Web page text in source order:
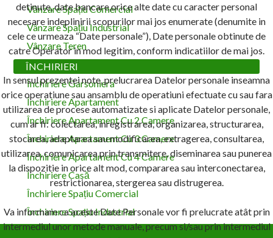
detinute, date bancare,orice alte date cu caracter personal
necesare indeplinirii scopurilor mai jos enumerate (denumite in
cele ce urmeaza “Date personale”), Date personale obtinute de
catre Operator in mod legitim, conform indicatiilor de mai jos.
In sensul prezentei note, prelucrarea Datelor personale inseamna
orice operatiune sau ansamblu de operatiuni efectuate cu sau fara
utilizarea de procese automatizate si aplicate Datelor personale,
cum ar fi: colectarea, inregistrarea, organizarea, structurarea,
stocarea, adaptarea sau modificarea, extragerea, consultarea,
utilizarea, comunicarea prin transmitere, diseminarea sau punerea
la dispozitie in orice alt mod, compararea sau interconectarea,
restrictionarea, stergerea sau distrugerea.
Va informam ca aceste Date Personale vor fi prelucrate atât prin
intermediul unor metode manuale, precum si/sau prin intermediul
Vânzare Spațiu Comercial
Vânzare Spațiu Industrial
Vânzare Teren
ÎNCHIRIERI
Închiriere Garsoniera
Închiriere Apartament
Închiriere Apartament Cu 2 Camere
Închiriere Apartament Cu 3 Camere
Închiriere Apartament Cu 4 Camere
Închiriere Casă
Închiriere Spațiu Comercial
Închiriere Spațiu Industrial